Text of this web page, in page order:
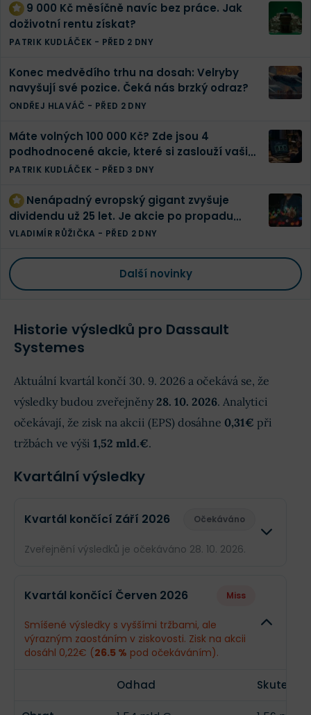
9 000 Kč měsíčně navíc bez práce. Jak
doživotní rentu získat?
PATRIK KUDLÁČEK - PŘED 2 DNY
Konec medvědího trhu na dosah: Velryby
navyšují své pozice. Čeká nás brzký odraz?
ONDŘEJ HLAVÁČ - PŘED 2 DNY
Máte volných 100 000 Kč? Zde jsou 4
podhodnocené akcie, které si zaslouží vaši
pozornost
PATRIK KUDLÁČEK - PŘED 3 DNY
Nenápadný evropský gigant zvyšuje
dividendu už 25 let. Je akcie po propadu
konečně levná?
VLADIMÍR RŮŽIČKA - PŘED 2 DNY
Další novinky
Historie výsledků pro Dassault
Systemes
Aktuální kvartál končí 30. 9. 2026 a očekává se, že
výsledky budou zveřejněny 28. 10. 2026. Analytici
očekávají, že zisk na akcii (EPS) dosáhne 0,31€ při
tržbách ve výši 1,52 mld.€.
Kvartální výsledky
Kvartál končící Září 2026 Očekáváno
Zveřejnění výsledků je očekáváno 28. 10. 2026.
Příjmy 408,6 mil.€
Kvartál končící Červen 2026 Miss
Smíšené výsledky s vyššími tržbami, ale
výrazným zaostáním v ziskovosti. Zisk na akcii
dosáhl 0,22€ (26.5 % pod očekáváním).
Odhad